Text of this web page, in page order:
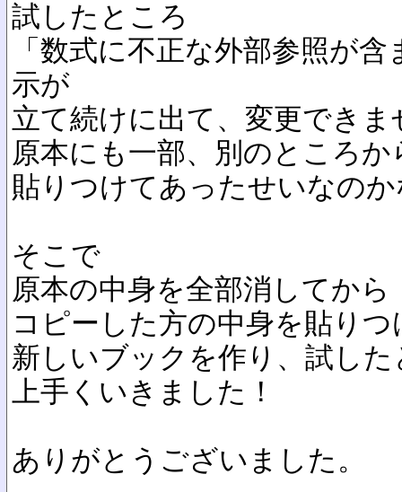
試したところ
「数式に不正な外部参照が
示が
立て続けに出て、変更でき
原本にも一部、別のところ
貼りつけてあったせいなの
そこで
原本の中身を全部消してから
コピーした方の中身を貼りつ
新しいブックを作り、試した
上手くいきました！
ありがとうございました。